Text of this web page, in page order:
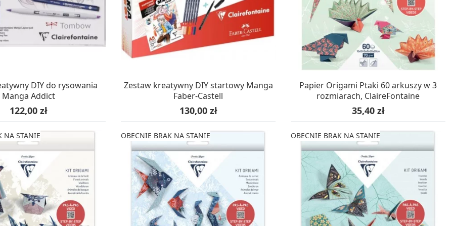
ręcznych
Soda, kwasek, formy do kul do kąpieli
Dodatki: barwniki i zapachy
RZEŹBA, GLINY I ODLEWY
Lepienie i rzeźbienie
Odlewy dekoracyjne
Zestawy do cyjanotypii
Akcesoria i narzędzia do cyjanotypii
Koraliki do prasowania
Techniki artystyczne – eksperymentalne
Zestawy doświadczalne i naukowe
Wydrapywanki
Techniki mozaikowe i wyklejanki
Puzzle
DIY do rysowania
Manga Addict
Cena
122,00 zł
Zestaw kreatywny DIY startowy Manga
Faber-Castell
Cena
130,00 zł
Papier Origami Ptaki 60 arkuszy w 3
rozmiarach, ClaireFontaine
Cena
35,40 zł
NA STANIE OBECNIE BRAK NA STANIE OBECNIE BRAK NA STANIE